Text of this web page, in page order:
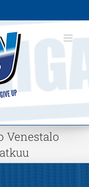
Venestalo